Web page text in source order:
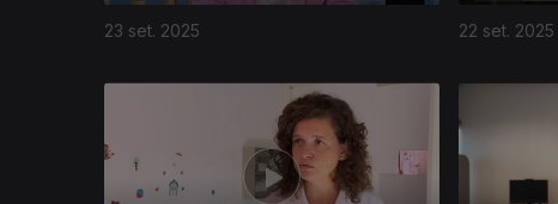
23 set. 2025 22 set. 2025